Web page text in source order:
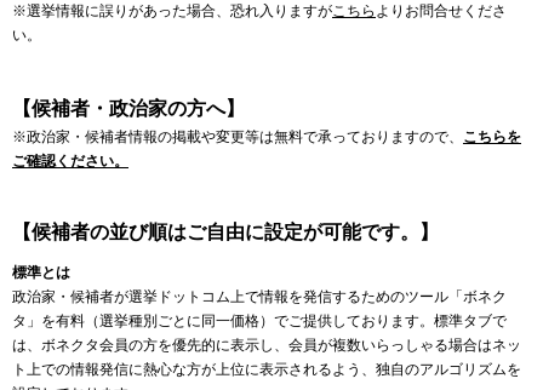
※選挙情報に誤りがあった場合、恐れ入りますがこちら よりお問合せくださ
い。
【候補者・政治家の方へ】
※政治家・候補者情報の掲載や変更等は無料で承っておりますので、 こちらを
ご確認ください。
【候補者の並び順はご自由に設定が可能です。】
標準とは
政治家・候補者が選挙ドットコム上で情報を発信するためのツール「ボネク
タ」を有料（選挙種別ごとに同一価格）でご提供しております。標準タブで
は、ボネクタ会員の方を優先的に表示し、会員が複数いらっしゃる場合はネッ
ト上での情報発信に熱心な方が上位に表示されるよう、独自のアルゴリズムを